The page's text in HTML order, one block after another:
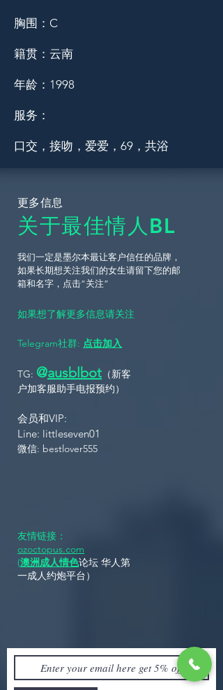
胸围：C
籍贯：云南
年龄：1998
服务：
口交，接吻，爱爱，69，共浴
更多信息
关于最佳情人BL
​我们一定是墨尔本最让客户信任的品牌，
如果长期想关注我们的女生请留下您的邮
箱和名字，点击“关注”
如果想了解更多信息请关注
Telegram社群: 点击加入
TG: @ausblbot （新客
户加客服助手电报预约）
会员和VIP:
Line: littleseven01 ​
​​微信: bestlover555
友情链接：
ozoctopus.com
(澳洲成人情色论坛 华人第
一成人约炮平台）